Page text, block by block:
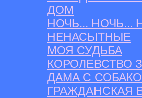
ДОМ
НОЧЬ... НОЧЬ...
НЕНАСЫТНЫЕ
МОЯ СУДЬБА
КОРОЛЕВСТВО
ДАМА С
ГРАЖДАНСКАЯ